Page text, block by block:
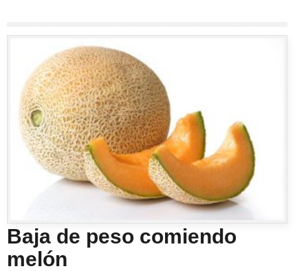
Baja de peso comiendo
melón